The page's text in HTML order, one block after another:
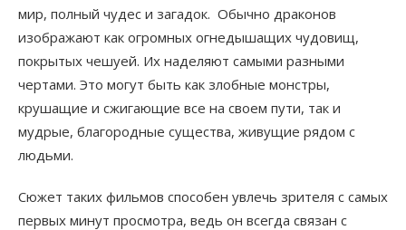
мир, полный чудес и загадок. Обычно драконов
изображают как огромных огнедышащих чудовищ,
покрытых чешуей. Их наделяют самыми разными
чертами. Это могут быть как злобные монстры,
крушащие и сжигающие все на своем пути, так и
мудрые, благородные существа, живущие рядом с
людьми.
Сюжет таких фильмов способен увлечь зрителя с самых
первых минут просмотра, ведь он всегда связан с